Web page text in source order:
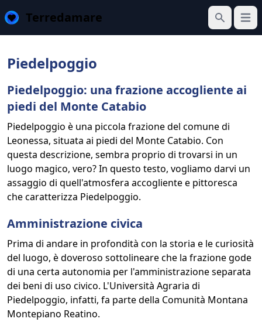
Terredamare
Cerca
Apri
Piedelpoggio
Piedelpoggio: una frazione accogliente ai
piedi del Monte Catabio
Piedelpoggio è una piccola frazione del comune di
Leonessa, situata ai piedi del Monte Catabio. Con
questa descrizione, sembra proprio di trovarsi in un
luogo magico, vero? In questo testo, vogliamo darvi un
assaggio di quell'atmosfera accogliente e pittoresca
che caratterizza Piedelpoggio.
Amministrazione civica
Prima di andare in profondità con la storia e le curiosità
del luogo, è doveroso sottolineare che la frazione gode
di una certa autonomia per l'amministrazione separata
dei beni di uso civico. L'Università Agraria di
Piedelpoggio, infatti, fa parte della Comunità Montana
Montepiano Reatino.